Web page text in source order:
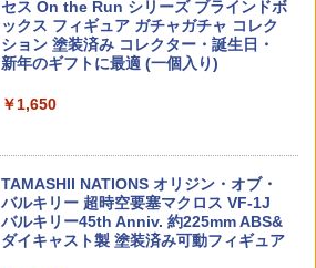
HGUC 1/144 ガンダムMk-II(エゥーゴ仕
様) プラモデル（再販）[BANDAI SPIRIT
ねんどろいど 『崩壊：スターレイル』
Bravo Company Manufacturing ブラ
ボーカンパニーMFG アメリカ製 Made i
n USA ガンファイター GTG-MOD-0 ア
クセサリパーツ サバゲー用品 トリガー
んがね
PTS EP M-LOK QD スリングマウント◆
ブラック BK GBB AEG ガスブロ 電動 M
￥5,090
94 タミヤ ブラシレスモーター 02 センサ
セス On the Run シリーズ ブラインドボ
ックス フィギュア ガチャガチャ コレク
ション 塗装済み コレクター・誕生日・
新年のギフトに最適 (一個入り)
￥1,650
TAMASHII NATIONS オリジン・オブ・
バルキリー 超時空要塞マクロス VF-1J
バルキリー45th Anniv. 約225mm ABS&
ダイキャスト製 塗装済み可動フィギュア